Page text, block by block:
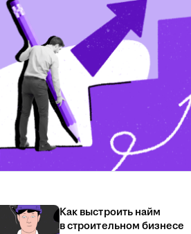
Как выстроить найм
в строительном бизнесе